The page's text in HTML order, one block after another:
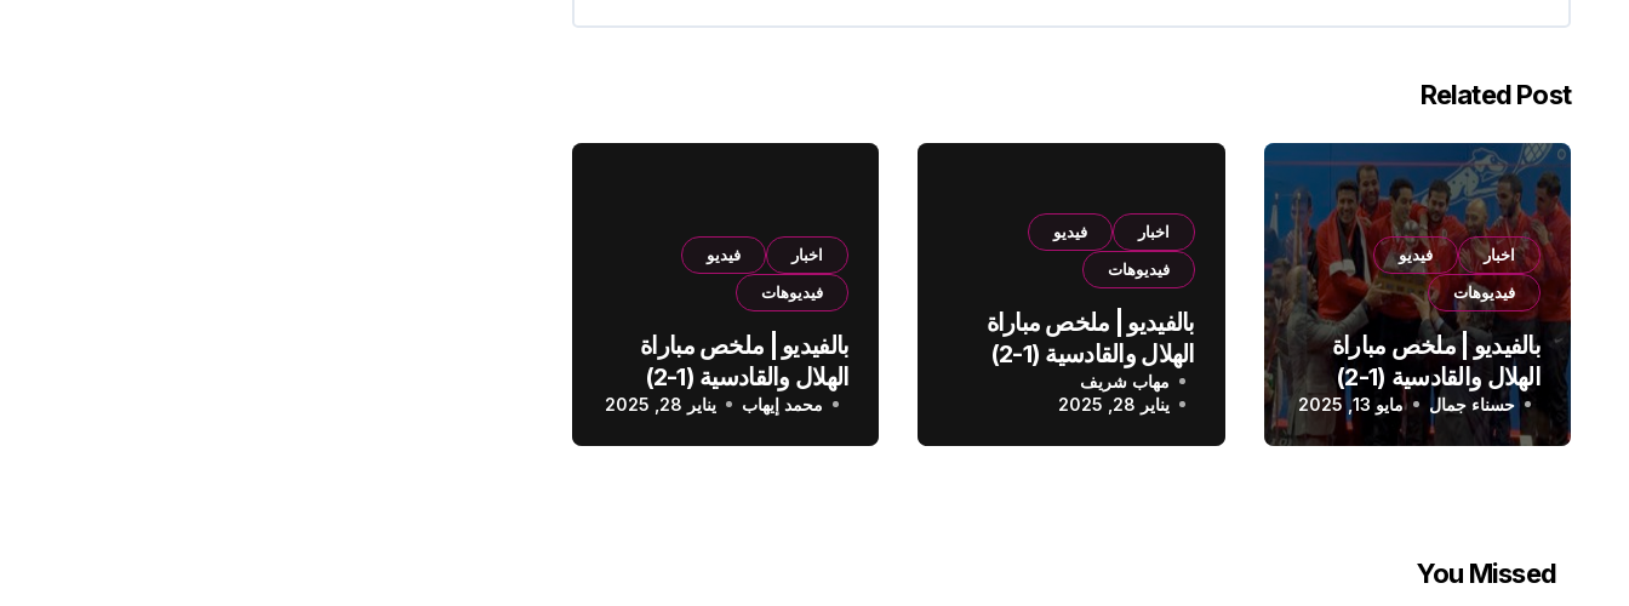
Related Post
اخبار
فيديو
فيديوهات
بالفيديو | ملخص مباراة
الهلال والقادسية (1-2)
الدوري السعودي
حسناء جمال مايو 13, 2025
اخبار
فيديو
فيديوهات
بالفيديو | ملخص مباراة
الهلال والقادسية (1-2)
الدوري السعودي
مهاب شريف
يناير 28, 2025
اخبار
فيديو
فيديوهات
بالفيديو | ملخص مباراة
الهلال والقادسية (1-2)
الدوري السعودي
محمد إيهاب يناير 28, 2025
You Missed